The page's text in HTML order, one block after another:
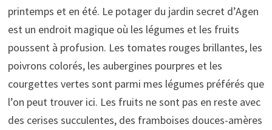
printemps et en été. Le potager du jardin secret d’Agen
est un endroit magique où les légumes et les fruits
poussent à profusion. Les tomates rouges brillantes, les
poivrons colorés, les aubergines pourpres et les
courgettes vertes sont parmi mes légumes préférés que
l’on peut trouver ici. Les fruits ne sont pas en reste avec
des cerises succulentes, des framboises douces-amères